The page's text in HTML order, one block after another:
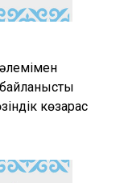
көзқарас